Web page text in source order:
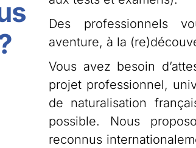
Des professionnels
aventure, à la
Vous avez besoin
projet professionnel,
de naturalisation
possible. Nous
reconnus